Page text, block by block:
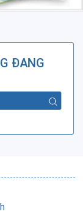
ĐANG